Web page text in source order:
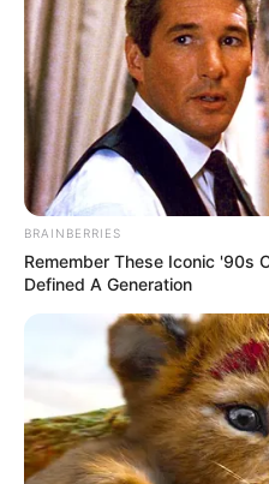
BRAINBERRIES
Remember These Iconic '90s
Defined A Generation